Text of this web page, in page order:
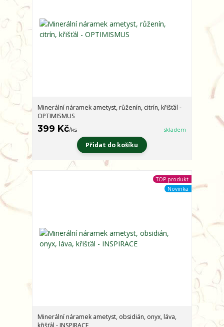
Minerální náramek ametyst, růženín, citrín, křišťál -
OPTIMISMUS
399 Kč/ks skladem
Přidat do košíku
TOP produkt
Novinka
Minerální náramek ametyst, obsidián, onyx, láva,